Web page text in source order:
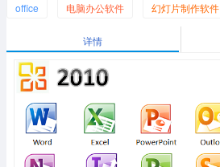
office 电脑办公软件 幻灯片制作软件
详情